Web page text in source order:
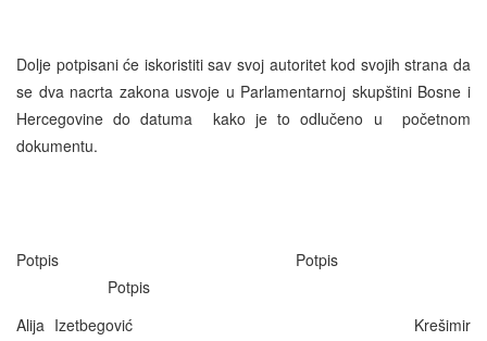
Dolje potpisani će iskoristiti sav svoj autoritet kod svojih strana da
se dva nacrta zakona usvoje u Parlamentarnoj skupštini Bosne i
Hercegovine do datuma kako je to odlučeno u početnom
dokumentu.
Potpis Potpis
Potpis
Alija Izetbegović Krešimir